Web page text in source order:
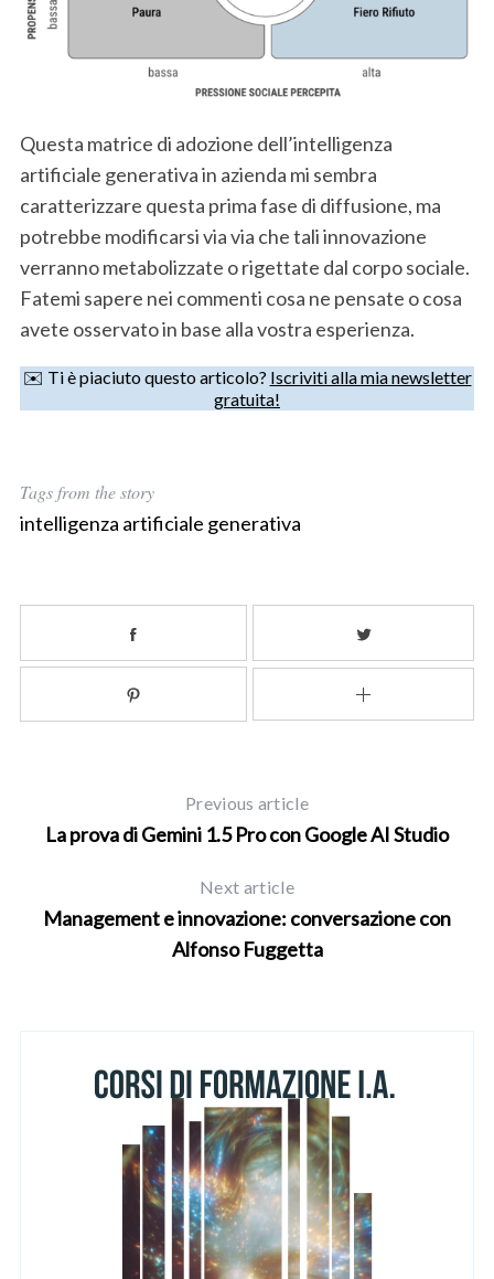
Questa matrice di adozione dell’intelligenza
artificiale generativa in azienda mi sembra
caratterizzare questa prima fase di diffusione, ma
potrebbe modificarsi via via che tali innovazione
verranno metabolizzate o rigettate dal corpo sociale.
Fatemi sapere nei commenti cosa ne pensate o cosa
avete osservato in base alla vostra esperienza.
✉️ Ti è piaciuto questo articolo? Iscriviti alla mia newsletter
gratuita!
Tags from the story
intelligenza artificiale generativa
Previous article
La prova di Gemini 1.5 Pro con Google AI Studio
Next article
Management e innovazione: conversazione con
Alfonso Fuggetta